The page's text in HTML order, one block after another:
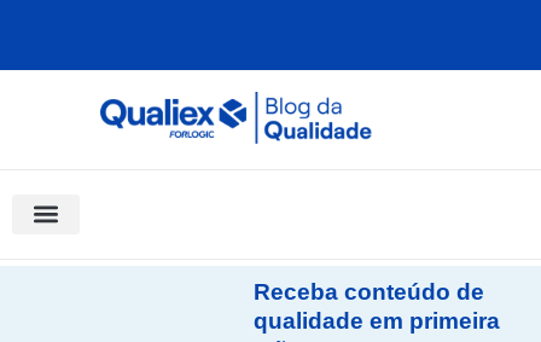
Receba conteúdo de
qualidade em primeira